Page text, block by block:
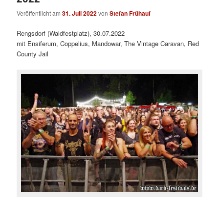
Veröffentlicht am31. Juli 2022vonStefan Frühauf
Rengsdorf (Waldfestplatz), 30.07.2022
mit Ensiferum, Coppelius, Mandowar, The Vintage Caravan, Red
County Jail